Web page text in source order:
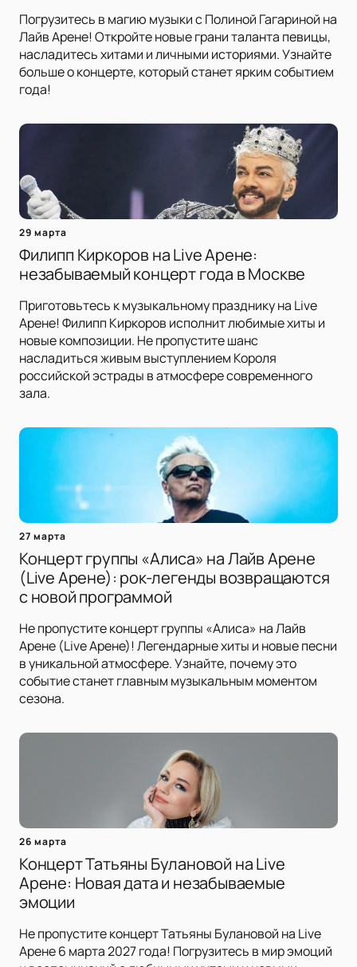
Погрузитесь в магию музыки с Полиной Гагариной на
Лайв Арене! Откройте новые грани таланта певицы,
насладитесь хитами и личными историями. Узнайте
больше о концерте, который станет ярким событием
года!
29 марта
Филипп Киркоров на Live Арене:
незабываемый концерт года в Москве
Приготовьтесь к музыкальному празднику на Live
Арене! Филипп Киркоров исполнит любимые хиты и
новые композиции. Не пропустите шанс
насладиться живым выступлением Короля
российской эстрады в атмосфере современного
зала.
27 марта
Концерт группы «Алиса» на Лайв Арене
(Live Арене): рок-легенды возвращаются
с новой программой
Не пропустите концерт группы «Алиса» на Лайв
Арене (Live Арене)! Легендарные хиты и новые песни
в уникальной атмосфере. Узнайте, почему это
событие станет главным музыкальным моментом
сезона.
26 марта
Концерт Татьяны Булановой на Live
Арене: Новая дата и незабываемые
эмоции
Не пропустите концерт Татьяны Булановой на Live
Арене 6 марта 2027 года! Погрузитесь в мир эмоций